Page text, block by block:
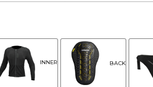
INNER BACK